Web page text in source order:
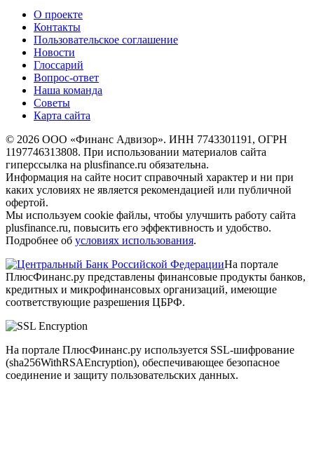
О проекте
Контакты
Пользовательское соглашение
Новости
Глоссарий
Вопрос-ответ
Наша команда
Советы
Карта сайта
© 2026 ООО «Финанс Адвизор». ИНН 7743301191, ОГРН
1197746313808. При использовании материалов сайта
гиперссылка на plusfinance.ru обязательна.
Информация на сайте носит справочный характер и ни при
каких условиях не является рекомендацией или публичной
офертой.
Мы используем cookie файлы, чтобы улучшить работу сайта
plusfinance.ru, повысить его эффективность и удобство.
Подробнее об условиях использования.
На портале
ПлюсФинанс.ру представлены финансовые продукты банков,
кредитных и микрофинансовых организаций, имеющие
соответствующие разрешения ЦБРФ.
На портале ПлюсФинанс.ру используется SSL-шифрование
(sha256WithRSAEncryption), обеспечивающее безопасное
соединение и защиту пользовательских данных.